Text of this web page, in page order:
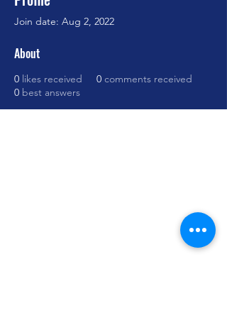
Join date: Aug 2, 2022
About
0 likes received 0 comments received
0 best answers
Termos e Condições Política da loja Política